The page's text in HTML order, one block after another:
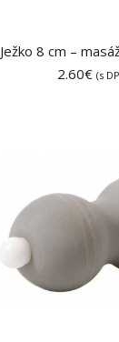
Ježko 8 cm –
2.60€ (s